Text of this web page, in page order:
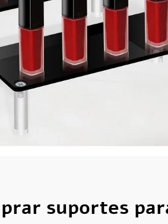
suportes